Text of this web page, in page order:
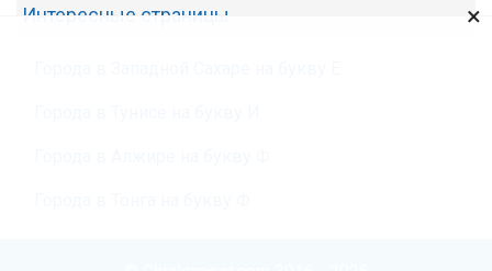
Интересные страницы ×